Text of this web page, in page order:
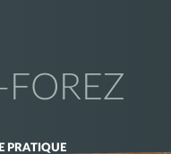
FOREZ
PRATIQUE